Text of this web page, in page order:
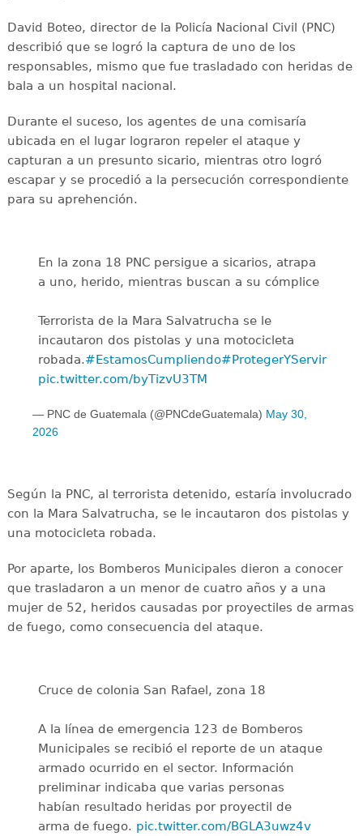
David Boteo, director de la Policía Nacional Civil (PNC)
describió que se logró la captura de uno de los
responsables, mismo que fue trasladado con heridas de
bala a un hospital nacional.
Durante el suceso, los agentes de una comisaría
ubicada en el lugar lograron repeler el ataque y
capturan a un presunto sicario, mientras otro logró
escapar y se procedió a la persecución correspondiente
para su aprehención.
En la zona 18 PNC persigue a sicarios, atrapa
a uno, herido, mientras buscan a su cómplice
Terrorista de la Mara Salvatrucha se le
incautaron dos pistolas y una motocicleta
robada.#EstamosCumpliendo#ProtegerYServir
pic.twitter.com/byTizvU3TM
— PNC de Guatemala (@PNCdeGuatemala) May 30,
2026
Según la PNC, al terrorista detenido, estaría involucrado
con la Mara Salvatrucha, se le incautaron dos pistolas y
una motocicleta robada.
Por aparte, los Bomberos Municipales dieron a conocer
que trasladaron a un menor de cuatro años y a una
mujer de 52, heridos causadas por proyectiles de armas
de fuego, como consecuencia del ataque.
Cruce de colonia San Rafael, zona 18
A la línea de emergencia 123 de Bomberos
Municipales se recibió el reporte de un ataque
armado ocurrido en el sector. Información
preliminar indicaba que varias personas
habían resultado heridas por proyectil de
arma de fuego. pic.twitter.com/BGLA3uwz4v